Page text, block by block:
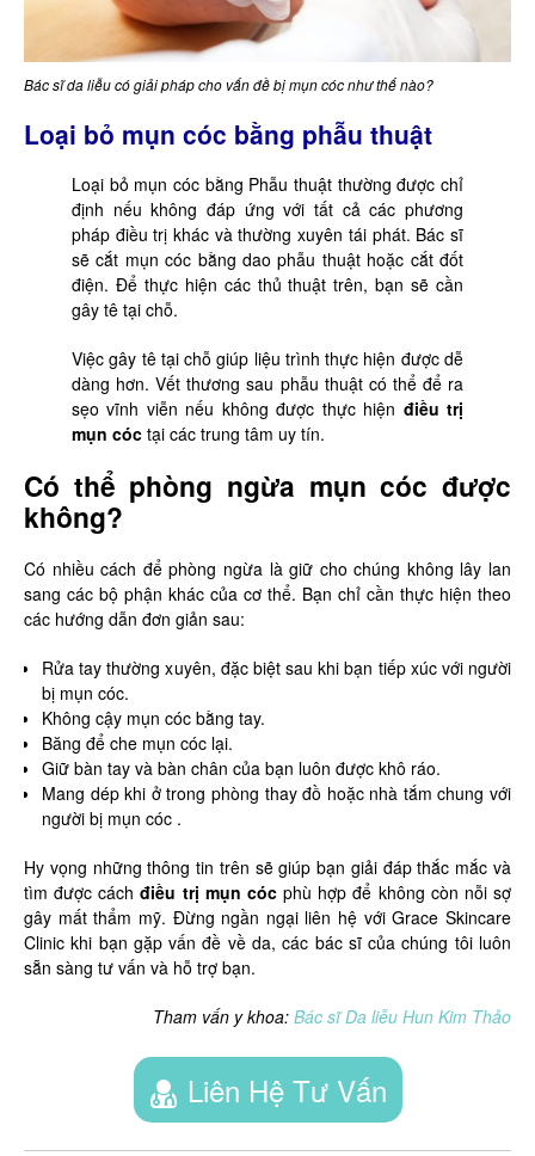
Bác sĩ da liễu có giải pháp cho vấn đề bị mụn cóc như thế nào?
Loại bỏ mụn cóc bằng phẫu thuật
Loại bỏ mụn cóc bằng Phẫu thuật thường được chỉ
định nếu không đáp ứng với tất cả các phương
pháp điều trị khác và thường xuyên tái phát. Bác sĩ
sẽ cắt mụn cóc bằng dao phẫu thuật hoặc cắt đốt
điện. Để thực hiện các thủ thuật trên, bạn sẽ cần
gây tê tại chỗ.
Việc gây tê tại chỗ giúp liệu trình thực hiện được dễ
dàng hơn. Vết thương sau phẫu thuật có thể để ra
sẹo vĩnh viễn nếu không được thực hiện điều trị
mụn cóc tại các trung tâm uy tín.
Có thể phòng ngừa mụn cóc được
không?
Có nhiều cách để phòng ngừa là giữ cho chúng không lây lan
sang các bộ phận khác của cơ thể. Bạn chỉ cần thực hiện theo
các hướng dẫn đơn giản sau:
Rửa tay thường xuyên, đặc biệt sau khi bạn tiếp xúc với người
bị mụn cóc.
Không cậy mụn cóc bằng tay.
Băng để che mụn cóc lại.
Giữ bàn tay và bàn chân của bạn luôn được khô ráo.
Mang dép khi ở trong phòng thay đồ hoặc nhà tắm chung với
người bị mụn cóc .
Hy vọng những thông tin trên sẽ giúp bạn giải đáp thắc mắc và
tìm được cáchđiều trị mụn cócphù hợp để không còn nỗi sợ
gây mất thẩm mỹ. Đừng ngần ngại liên hệ với Grace Skincare
Clinic khi bạn gặp vấn đề về da, các bác sĩ của chúng tôi luôn
sẵn sàng tư vấn và hỗ trợ bạn.
Tham vấn y khoa: Bác sĩ Da liễu Hun Kim Thảo
Liên Hệ Tư Vấn